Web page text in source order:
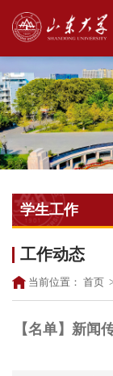
学生工作
工作动态
当前位置： 首页
【名单】新闻